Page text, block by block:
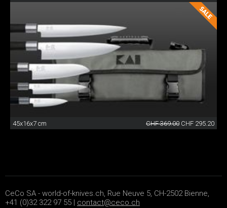
45x16x7 cm CHF 369.00 CHF 295.20
CeCo SA - world-of-knives.ch, Rue Neuve 5, CH-2502 Bienne,
+41 (0)32 322 97 55 | contact@ceco.ch